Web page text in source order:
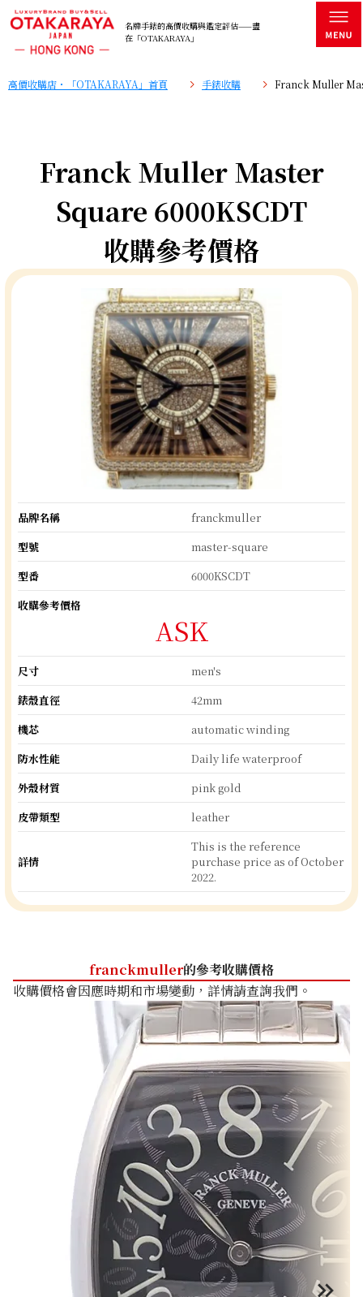
名牌手錶的高價收購與鑑定評估——盡
在「OTAKARAYA」
高價收購店・「OTAKARAYA」首頁 手錶收購 Franck Muller
Franck Muller Master
Square 6000KSCDT
收購參考價格
品牌名稱
franckmuller
型號
master-square
型番
6000KSCDT
收購參考價格
ASK
尺寸
men's
錶殼直徑
42mm
機芯
automatic winding
防水性能
Daily life waterproof
外殼材質
pink gold
皮帶類型
leather
詳情
This is the reference
purchase price as of October
2022.
franckmuller的參考收購價格
收購價格會因應時期和市場變動，詳情請查詢我們。